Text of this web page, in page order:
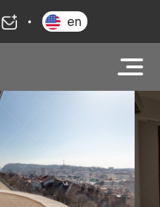
+36 20 919 0005
en